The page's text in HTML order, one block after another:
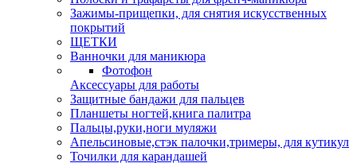
Зажимы-прищепки, для снятия искусственных
покрытий
ЩЕТКИ
Ванночки для маникюра
Фотофон
Аксессуары для работы
Защитные бандажи для пальцев
Планшеты ногтей,книга палитра
Пальцы,руки,ноги муляжи
Апельсиновые,стэк палочки,тримеры, для кутикул
Точилки для карандашей